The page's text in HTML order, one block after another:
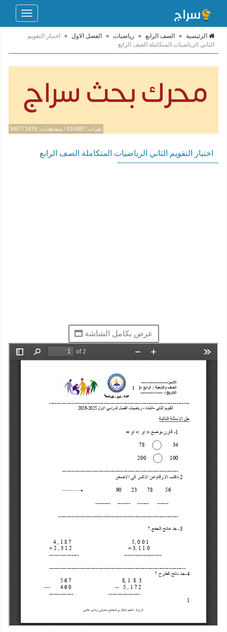
Toggle
الرئيسية » الصف الرابع » رياضيات » الفصل الاول »
اختبار التقويم
الثاني الرياضيات المتكاملة الصف الرابع
نقرات: 616887 / مشاهدات: 346771476
اختبار التقويم الثاني الرياضيات المتكاملة الصف الرابع
عرض بكامل الشاشة